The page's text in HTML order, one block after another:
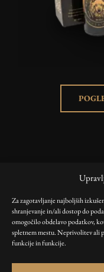
Za zagotavljanje najboljših
shranjevanje in/ali dostop do
omogočilo obdelavo podatkov,
spletnem mestu. Neprivolitev ali
funkcije in funkcije.